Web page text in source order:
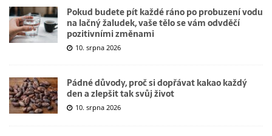
Pokud budete pít každé ráno po probuzení vodu
na lačný žaludek, vaše tělo se vám odvděčí
pozitivními změnami
10. srpna 2026
Pádné důvody, proč si dopřávat kakao každý
den a zlepšit tak svůj život
10. srpna 2026